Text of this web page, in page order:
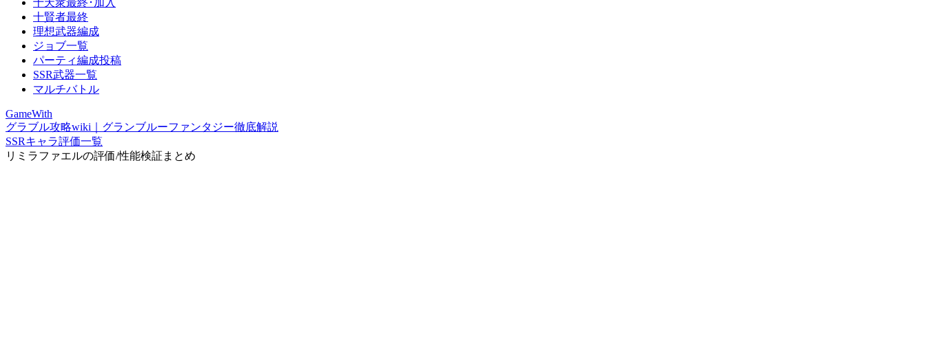
十天衆最終･加入
十賢者最終
理想武器編成
ジョブ一覧
パーティ編成投稿
SSR武器一覧
マルチバトル
GameWith
グラブル攻略wiki｜グランブルーファンタジー徹底解説
SSRキャラ評価一覧
リミラファエルの評価/性能検証まとめ